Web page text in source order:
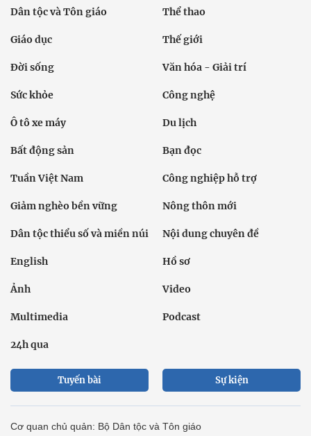
Dân tộc và Tôn giáo Thể thao
Giáo dục Thế giới
Đời sống Văn hóa - Giải trí
Sức khỏe Công nghệ
Ô tô xe máy Du lịch
Bất động sản Bạn đọc
Tuần Việt Nam Công nghiệp hỗ trợ
Giảm nghèo bền vững Nông thôn mới
Dân tộc thiểu số và miền núi Nội dung chuyên đề
English Hồ sơ
Ảnh Video
Multimedia Podcast
24h qua
Tuyến bài Sự kiện
Cơ quan chủ quản: Bộ Dân tộc và Tôn giáo